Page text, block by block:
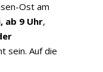
Ost am
ab 9 Uhr,
sein. Auf die